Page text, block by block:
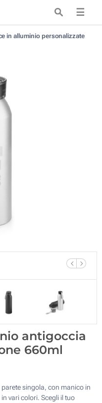
☰
in alluminio personalizzate
antigoccia
660ml
singola, con manico in
vari colori. Scegli il tuo